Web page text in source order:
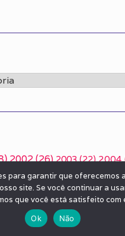
2002(26) 2003(22) 2004
(25) 2008(26) 2009(25)
(45) ambiente
(22) Arte
para garantir que oferecemos
site. Se você continuar a
que você está satisfeito com
Ok Não